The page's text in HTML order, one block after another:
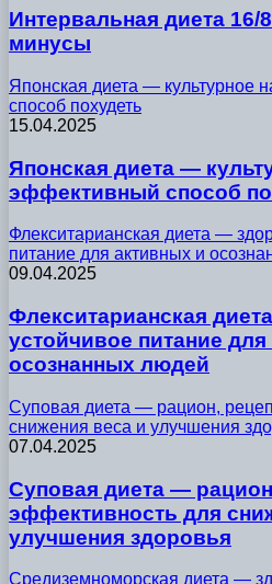
Интервальная диета
минусы
Японская диета — культурное
способ похудеть
15.04.2025
Японская диета —
эффективный способ
Флекситарианская диета —
питание для активных и
09.04.2025
Флекситарианская
устойчивое питание
осознанных людей
Суповая диета — рацион,
снижения веса и улучшения
07.04.2025
Суповая диета —
эффективность для
улучшения здоровья
Средиземноморская диета —